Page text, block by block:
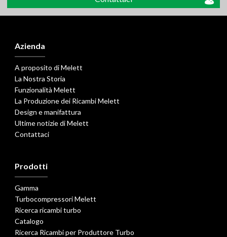
Azienda
A proposito di Melett
La Nostra Storia
Funzionalità Melett
La Produzione dei Ricambi Melett
Design e manifattura
Ultime notizie di Melett
Contattaci
Prodotti
Gamma
Turbocompressori Melett
Ricerca ricambi turbo
Catalogo
Ricerca Ricambi per Produttore Turbo